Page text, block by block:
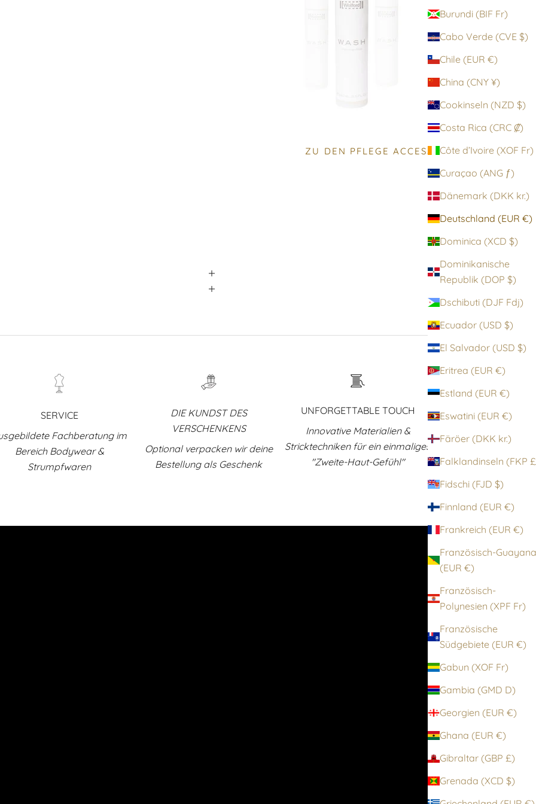
Burundi (BIF Fr)
Cabo Verde (CVE $)
Chile (EUR €)
China (CNY ¥)
Cookinseln (NZD $)
Costa Rica (CRC ₡)
Côte d’Ivoire (XOF Fr)
Curaçao (ANG ƒ)
Dänemark (DKK kr.)
Deutschland (EUR €)
Dominica (XCD $)
Dominikanische
Republik (DOP $)
Dschibuti (DJF Fdj)
Ecuador (USD $)
El Salvador (USD $)
Eritrea (EUR €)
Estland (EUR €)
Eswatini (EUR €)
Färöer (DKK kr.)
Fidschi (FJD $)
Finnland (EUR €)
Frankreich (EUR €)
Französisch-Guayana
(EUR €)
Französisch-
Polynesien (XPF Fr)
Französische
Südgebiete (EUR €)
Gabun (XOF Fr)
Gambia (GMD D)
Georgien (EUR €)
Ghana (EUR €)
Gibraltar (GBP £)
Grenada (XCD $)
ZU DEN PFLEGE ACCESSOIRES
SERVICE
Fachberatung im
Bereich Bodywear &
Strumpfwaren
DIE KUNDST DES
VERSCHENKENS
Optional verpacken wir deine
Bestellung als Geschenk
UNFORGETTABLE TOUCH
Innovative Materialien &
Stricktechniken für ein einmaliges
"Zweite-Haut-Gefühl"